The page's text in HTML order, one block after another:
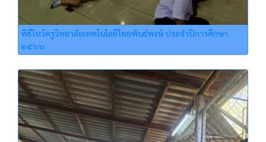
พิธีไหว้ครูวิทยาลัยเทคโนโลยีไชยพันธ์พงษ์ ประจำปีการศึกษา
๒๕๖๖